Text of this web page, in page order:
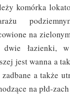
komórka
na
łazienki,
jest wanna a
a także
na płd-